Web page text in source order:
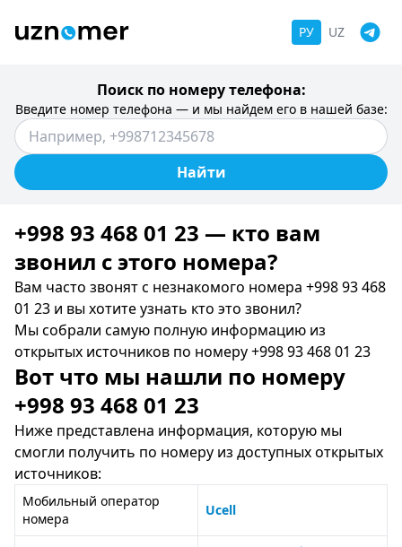
РУ UZ
Поиск по номеру телефона:
Введите номер телефона — и мы найдем его в нашей базе:
Найти
+998 93 468 01 23 — кто вам
звонил c этого номера?
Вам часто звонят с незнакомого номера +998 93 468
01 23 и вы хотите узнать кто это звонил?
Мы собрали самую полную информацию из
открытых источников по номеру +998 93 468 01 23
Вот что мы нашли по номеру
+998 93 468 01 23
Ниже представлена информация, которую мы
смогли получить по номеру из доступных открытых
источников:
Мобильный оператор
номера
Ucell